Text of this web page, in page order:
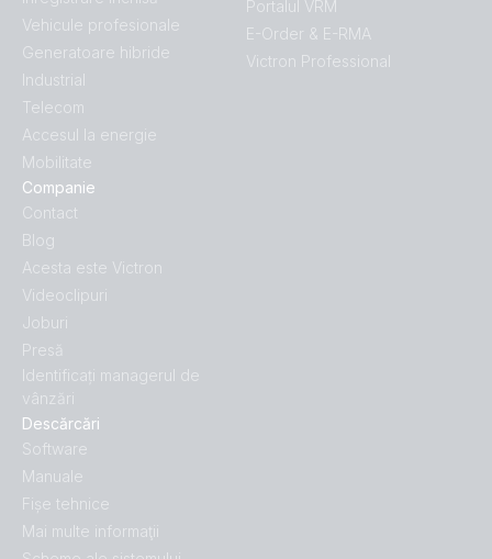
Descărcări
Software
Manuale
Fișe tehnice
Mai multe informaţii
Vehicule profesionale
Generatoare hibride
Industrial
Telecom
Accesul la energie
Mobilitate
Companie
Contact
Blog
Acesta este Victron
Videoclipuri
Joburi
Presă
Identificați managerul de
vânzări
Portalul VRM
E-Order & E-RMA
Victron Professional